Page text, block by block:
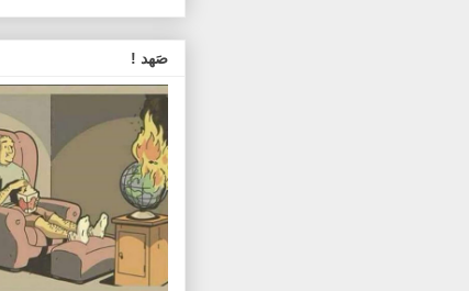
صَهد !